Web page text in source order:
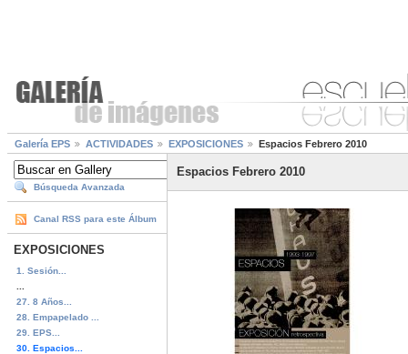
Galería EPS ACTIVIDADES EXPOSICIONES Espacios Febrero 2010
Búsqueda Avanzada
Canal RSS para este Álbum
EXPOSICIONES
1. Sesión...
27. 8 Años...
28. Empapelado ...
29. EPS...
30. Espacios...
Espacios Febrero 2010